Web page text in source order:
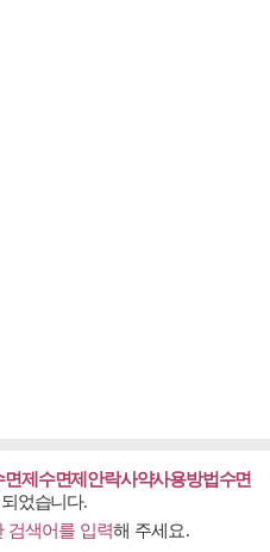
제수면제안락사약사용방법수면
었습니다.
검색어를 입력해 주세요.